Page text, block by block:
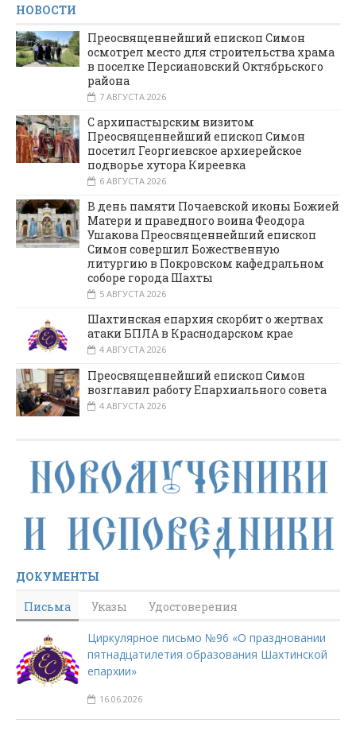
НОВОСТИ
Преосвященнейший епископ Симон
осмотрел место для строительства храма
в поселке Персиановский Октябрьского
района
7 АВГУСТА 2026
С архипастырским визитом
Преосвященнейший епископ Симон
посетил Георгиевское архиерейское
подворье хутора Киреевка
6 АВГУСТА 2026
В день памяти Почаевской иконы Божией
Матери и праведного воина Феодора
Ушакова Преосвященнейший епископ
Симон совершил Божественную
литургию в Покровском кафедральном
соборе города Шахты
5 АВГУСТА 2026
Шахтинская епархия скорбит о жертвах
атаки БПЛА в Краснодарском крае
4 АВГУСТА 2026
Преосвященнейший епископ Симон
возглавил работу Епархиального совета
4 АВГУСТА 2026
ДОКУМЕНТЫ
Письма
Указы Удостоверения
Циркулярное письмо №96 «О праздновании
пятнадцатилетия образования Шахтинской
епархии»
16.06.2026